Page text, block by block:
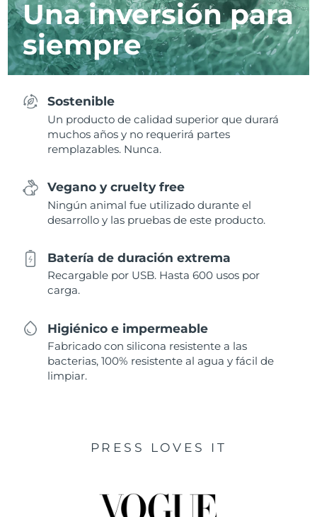
Una inversión para
siempre
Sostenible
Un producto de calidad superior que durará
muchos años y no requerirá partes
remplazables. Nunca.
Vegano y cruelty free
Ningún animal fue utilizado durante el
desarrollo y las pruebas de este producto.
Batería de duración extrema
Recargable por USB. Hasta 600 usos por
carga.
Higiénico e impermeable
Fabricado con silicona resistente a las
bacterias, 100% resistente al agua y fácil de
limpiar.
PRESS LOVES IT